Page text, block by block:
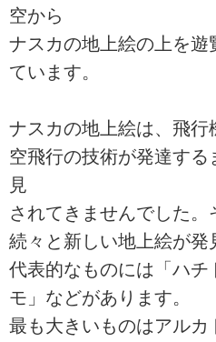
空から
ナスカの地上絵の上を遊
ています。
ナスカの地上絵は、飛行
空飛行の技術が発達す
見
されてきませんでした。
続々と新しい地上絵が発
代表的なものには「ハチ
モ」などがあります。
最も大きいものはアルカ